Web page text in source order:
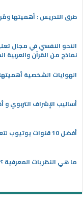
طرق التدريس : أهميتها
النحو النفسي في مجال
نماذج من القرآن والعربية
الهوايات الشخصية
أساليب الإشراف التربوي و
أفضل 10 قنوات يوتيوب لتعليم اللغة العربية للأطفال
ما هي النظريات المعرفية